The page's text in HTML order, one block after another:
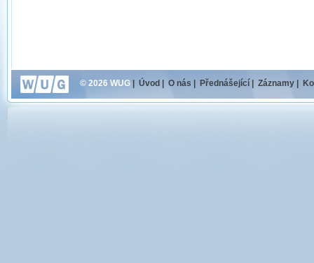
© 2026 WUG Úvod O nás Přednášející Záznamy